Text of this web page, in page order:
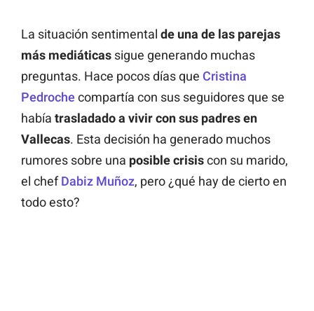
La situación sentimental de una de las parejas
más mediáticas sigue generando muchas
preguntas. Hace pocos días que Cristina
Pedroche compartía con sus seguidores que se
había trasladado a vivir con sus padres en
Vallecas. Esta decisión ha generado muchos
rumores sobre una posible crisiscon su marido,
el chefDabiz Muñoz, pero ¿qué hay de cierto en
todo esto?